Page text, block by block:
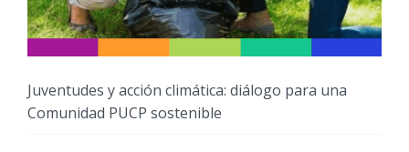
Juventudes y acción climática: diálogo para una
Comunidad PUCP sostenible